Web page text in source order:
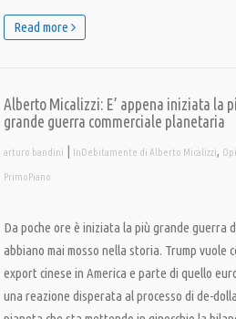
Read more
Alberto Micalizzi: E’ appena iniziata la
grande guerra commerciale planetaria
arturo bandini | InDebitamente di Alberto Micalizzi,
PrimoPiano
Da poche ore è iniziata la più grande guerra
abbiano mai mosso nella storia. Trump vuole
export cinese in America e parte di quello
una reazione disperata al processo di de-